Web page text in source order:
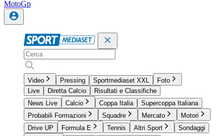
MotoGp
Video Pressing Sportmediaset XXL
Foto
Live
Diretta Calcio
Risultati e Classifiche
News Live
Calcio Coppa Italia
Supercoppa Italiana
Probabili Formazioni
Squadre Mercato
Motori
Drive UP
Formula E Tennis Altri Sport
Sondaggi